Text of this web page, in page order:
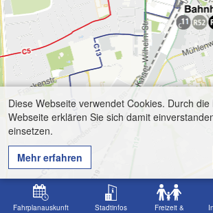
Fahrplanauskunft Stadtinfos
Freizeit &
Diese Webseite verwendet Cookies. Durch
Webseite erklären Sie sich damit
einsetzen.
Mehr erfahren